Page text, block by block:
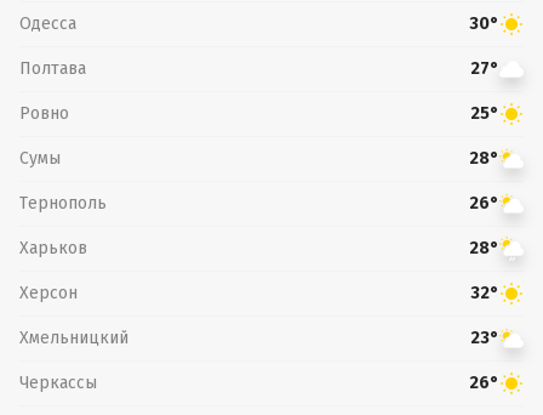
Одесса 30°
Полтава 27°
Ровно 25°
Сумы 28°
Тернополь 26°
Харьков 28°
Херсон 32°
Хмельницкий 23°
Черкассы 26°